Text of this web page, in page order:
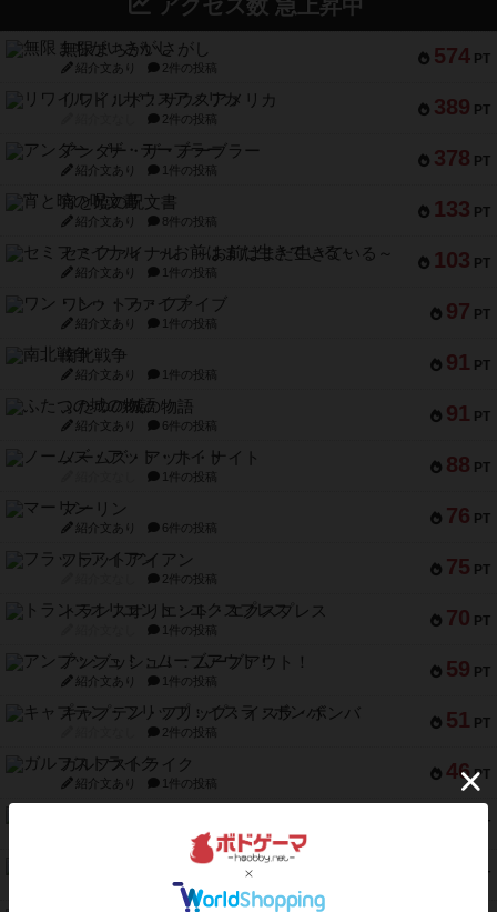
アクセス数 急上昇中
574 PT
無限まちがいさがし
紹介文あり 2件の投稿
389 PT
リワイルド：サウスアメリカ
2件の投稿
378 PT
アンダー・ザ・テーブラー
紹介文あり 1件の投稿
133 PT
宵と暁の呪文書
紹介文あり 8件の投稿
103 PT
セミファイナル ～お前はまだ生きている～
紹介文あり 1件の投稿
97 PT
ワン・トゥ・ファイブ
紹介文あり 1件の投稿
91 PT
南北戦争
紹介文あり 1件の投稿
91 PT
ふたつの城の物語
紹介文あり 6件の投稿
88 PT
ノームズ・アット・ナイト
1件の投稿
76 PT
マーリン
紹介文あり 6件の投稿
75 PT
フラットアイアン
2件の投稿
70 PT
トランスオリエント・エクスプレス
1件の投稿
59 PT
アンブッシュ！：ムーブアウト！
紹介文あり 1件の投稿
51 PT
キャプテン・フリップ：イスラ・ボンバ
2件の投稿
46 PT
ガルフストライク
紹介文あり 1件の投稿
PT
8件の投稿
PT
12件の投稿